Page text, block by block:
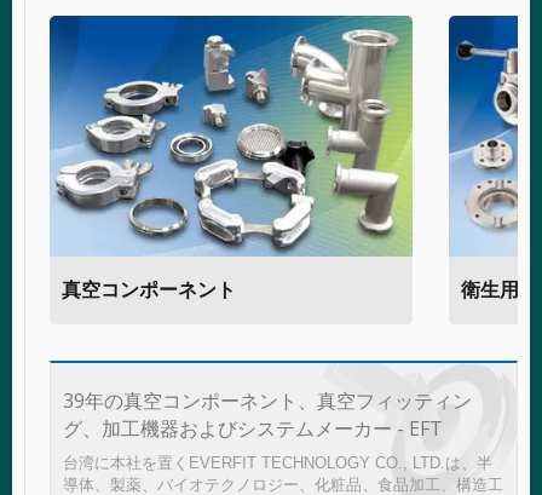
真空コンポーネント 衛生用
39年の真空コンポーネント、真空フィッティン
グ、加工機器およびシステムメーカー - EFT
台湾に本社を置くEVERFIT TECHNOLOGY CO., LTD.は、半
導体、製薬、バイオテクノロジー、化粧品、食品加工、構造工